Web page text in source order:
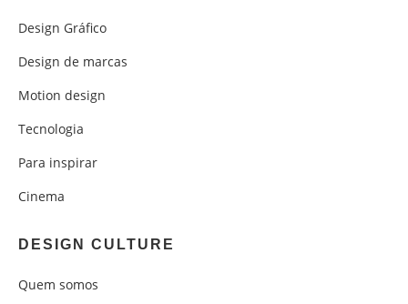
Design Gráfico
Design de marcas
Motion design
Tecnologia
Para inspirar
Cinema
DESIGN CULTURE
Quem somos